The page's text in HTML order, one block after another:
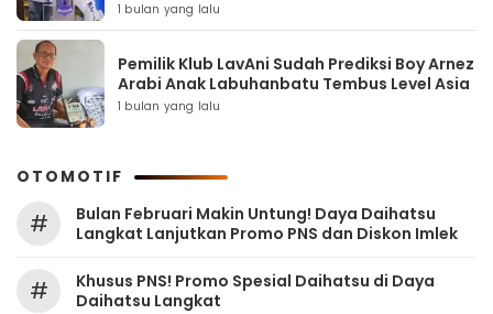
1 bulan yang lalu
Pemilik Klub LavAni Sudah Prediksi Boy Arnez
Arabi Anak Labuhanbatu Tembus Level Asia
1 bulan yang lalu
OTOMOTIF
#
Bulan Februari Makin Untung! Daya Daihatsu
Langkat Lanjutkan Promo PNS dan Diskon Imlek
#
Khusus PNS! Promo Spesial Daihatsu di Daya
Daihatsu Langkat